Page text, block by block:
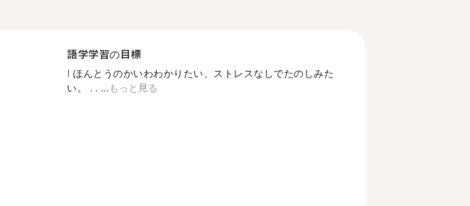
語学学習の目標
I ほんとうのかいわわかりたい、ストレスなしでたのしみた
い。 . . ...もっと見る